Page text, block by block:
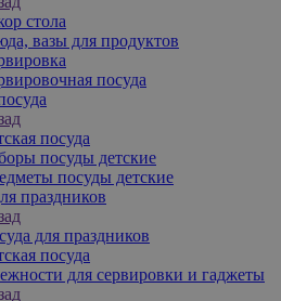
стола
вазы для продуктов
посуда
посуда
посуды детские
посуды детские
праздников
для праздников
посуда
для сервировки и гаджеты